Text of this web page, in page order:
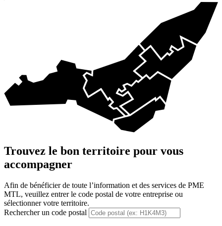
Trouvez le bon territoire pour vous
accompagner
Afin de bénéficier de toute l’information et des services de PME
MTL, veuillez entrer le code postal de votre entreprise ou
sélectionner votre territoire.
Rechercher un code postal